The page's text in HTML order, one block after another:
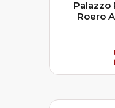
Palazzo
Roero